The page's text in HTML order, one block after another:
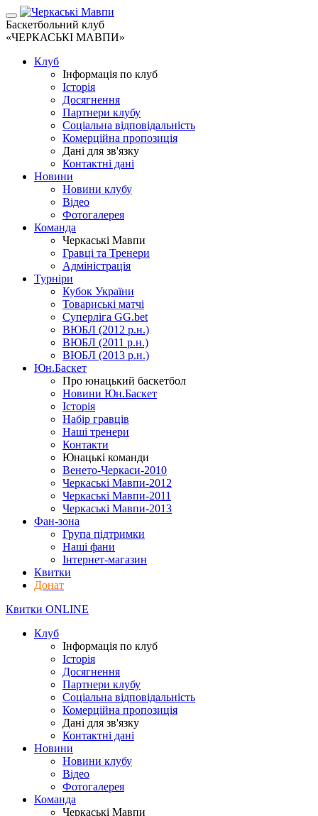
Баскетбольний клуб
«ЧЕРКАСЬКІ МАВПИ»
Клуб
Інформація по клуб
Історія
Досягнення
Партнери клубу
Соціальна відповідальність
Комерційна пропозиція
Дані для зв'язку
Контактні дані
Новини
Новини клубу
Відео
Фотогалерея
Команда
Черкаські Мавпи
Гравці та Тренери
Адміністрація
Турніри
Кубок України
Товариські матчі
Суперліга GG.bet
ВЮБЛ (2012 р.н.)
ВЮБЛ (2011 р.н.)
ВЮБЛ (2013 р.н.)
Юн.Баскет
Про юнацький баскетбол
Новини Юн.Баскет
Історія
Набір гравців
Наші тренери
Контакти
Юнацькі команди
Венето-Черкаси-2010
Черкаські Мавпи-2012
Черкаські Мавпи-2011
Черкаські Мавпи-2013
Фан-зона
Група підтримки
Наші фани
Інтернет-магазин
Квитки
Донат
Квитки ONLINE
Клуб
Інформація по клуб
Історія
Досягнення
Партнери клубу
Соціальна відповідальність
Комерційна пропозиція
Дані для зв'язку
Контактні дані
Новини
Новини клубу
Відео
Фотогалерея
Команда
Черкаські Мавпи